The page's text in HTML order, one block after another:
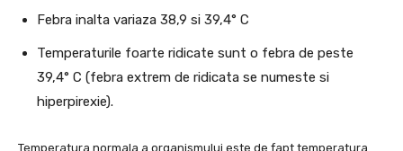
Febra inalta variaza 38,9 si 39,4° C
Temperaturile foarte ridicate sunt o febra de peste
39,4° C (febra extrem de ridicata se numeste si
hiperpirexie).
Temperatura normala a organismului este de fapt temperatura